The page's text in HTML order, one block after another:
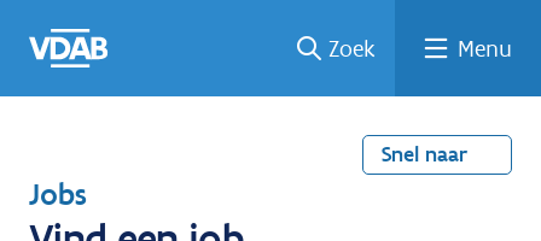
naar
een
een
job
naar
Zoek Menu
Snel naar
T
e
Jobs